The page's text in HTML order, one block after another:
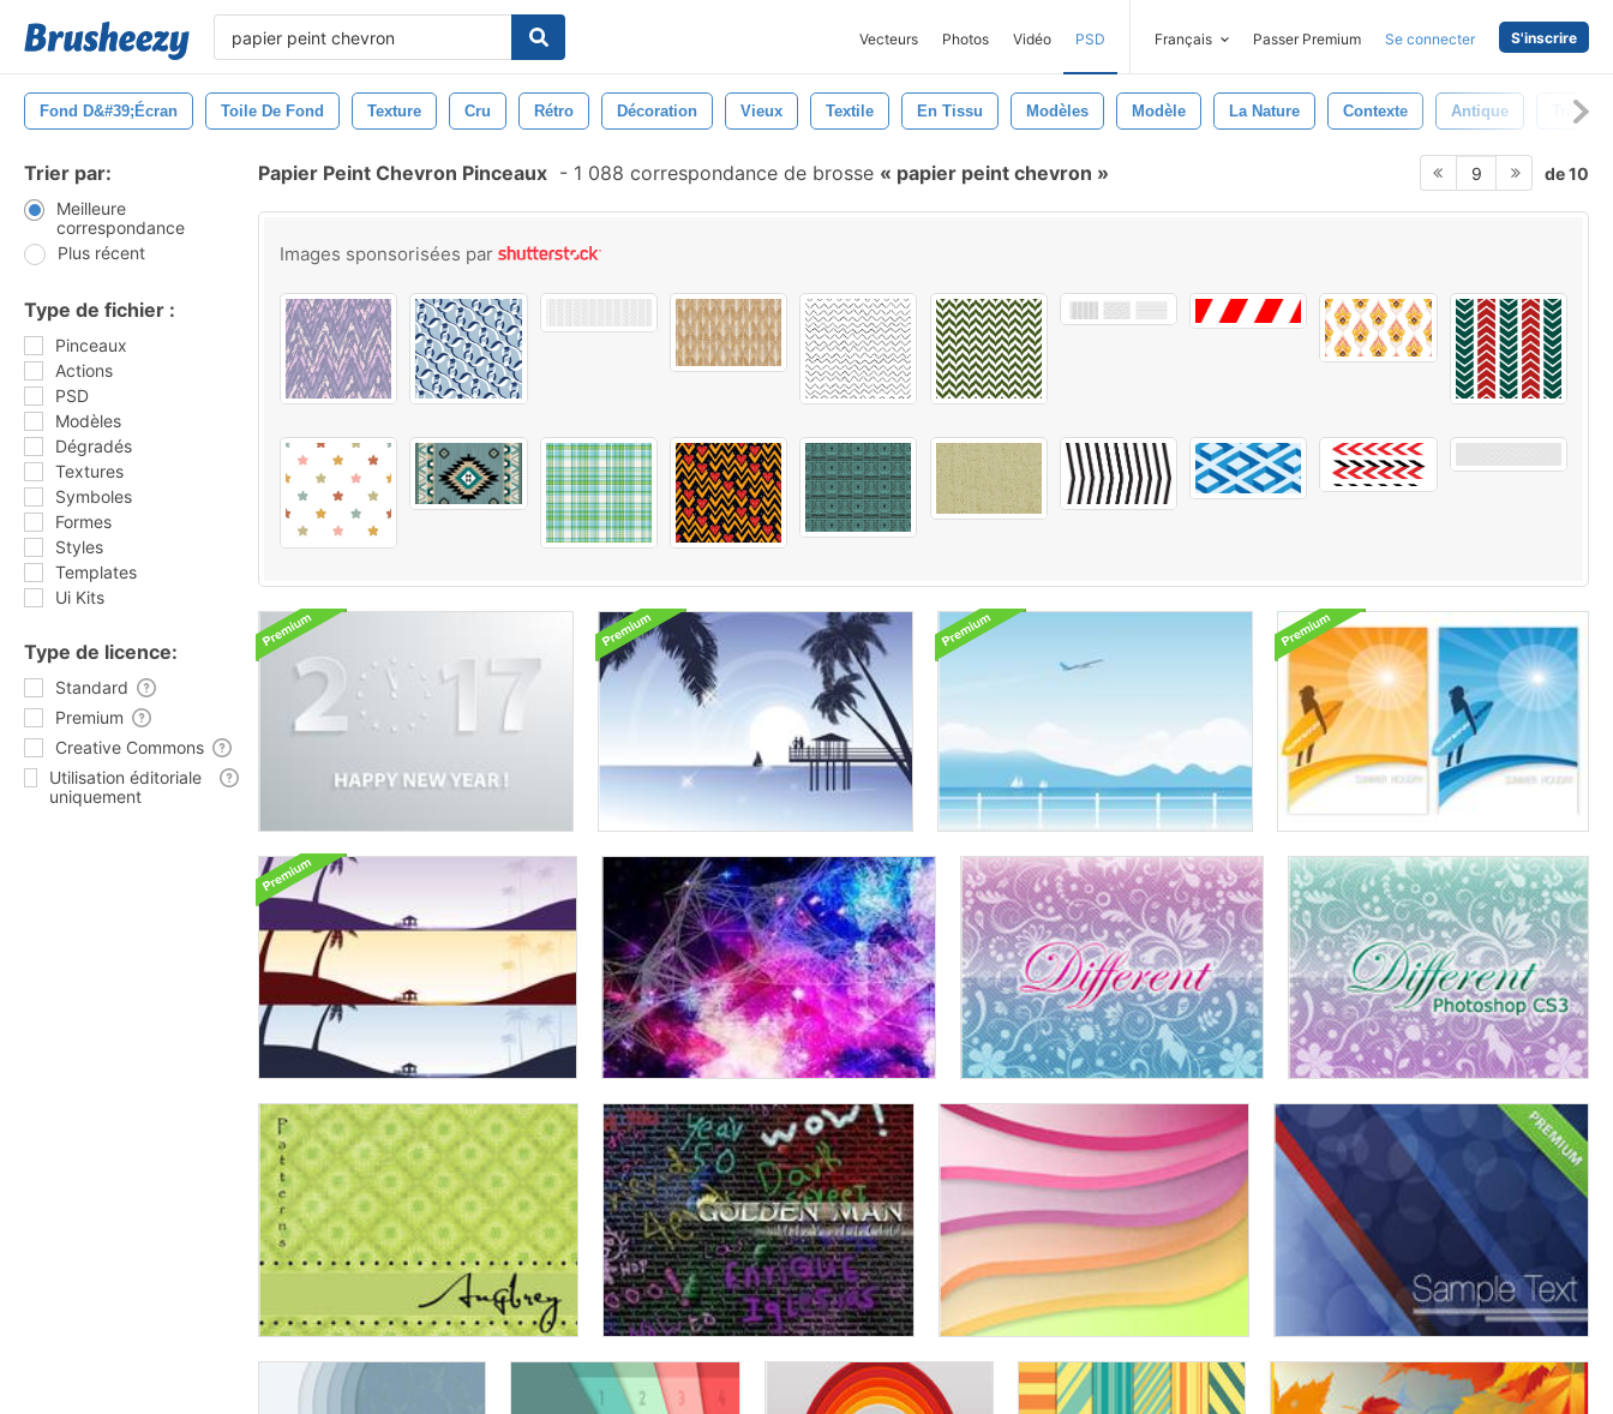
Vecteurs Photos Vidéo PSD Français Passer Premium Se connecter S'inscrire
Fond D&#39;écran Toile De Fond Texture Cru Rétro Décoration Vieux Textile En Tissu Modèles Modèle La Nature Contexte Antique Très
Trier par:
Meilleure
correspondance
Plus récent
Type de fichier :
Pinceaux
Actions
PSD
Modèles
Dégradés
Textures
Symboles
Formes
Styles
Templates
Ui Kits
Type de licence:
Standard
Premium
Creative Commons
Utilisation éditoriale
uniquement
Papier Peint Chevron Pinceaux - 1 088 correspondance de brosse papier peint chevron 9 de 10
Images sponsorisées par